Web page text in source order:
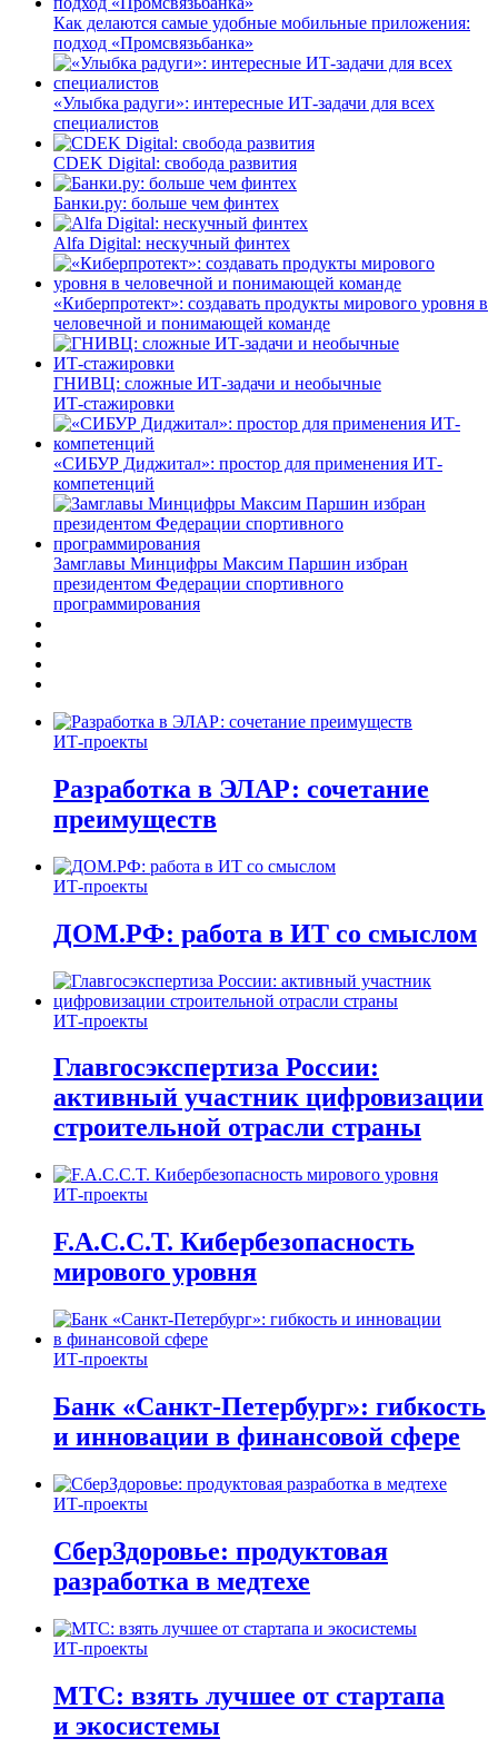
Как делаются самые удобные мобильные приложения:
подход «Промсвязьбанка»
«Улыбка радуги»: интересные ИТ-задачи для всех
специалистов
CDEK Digital: свобода развития
Банки.ру: больше чем финтех
Alfa Digital: нескучный финтех
«Киберпротект»: создавать продукты мирового уровня в
человечной и понимающей команде
ГНИВЦ: сложные ИТ‑задачи и необычные
ИТ‑стажировки
«СИБУР Диджитал»: простор для применения ИТ-
компетенций
Замглавы Минцифры Максим Паршин избран
президентом Федерации спортивного
программирования
ИТ-проекты
Разработка в ЭЛАР: сочетание
преимуществ
ИТ-проекты
ДОМ.РФ: работа в ИТ со смыслом
ИТ-проекты
Главгосэкспертиза России:
активный участник цифровизации
строительной отрасли страны
ИТ-проекты
F.A.C.C.T. Кибербезопасность
мирового уровня
ИТ-проекты
Банк «Санкт-Петербург»: гибкость
и инновации в финансовой сфере
ИТ-проекты
СберЗдоровье: продуктовая
разработка в медтехе
ИТ-проекты
МТС: взять лучшее от стартапа
и экосистемы